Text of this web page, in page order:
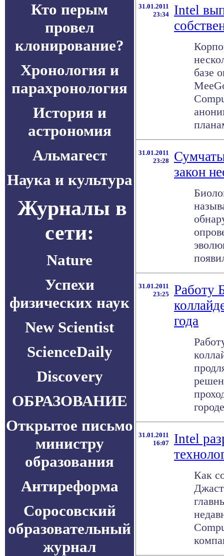
Кто перым
провел
клонирование?
Хронология и
парахронология
История и
астрономия
Альмагест
Наука и культура
Журналы в
сети:
Nature
Успехи
физических наук
New Scientist
ScienceDaily
Discovery
ОБРАЗОВАНИЕ
Открытое письмо
министру
образования
Антиреформа
Соросовский
образовательный
журнал
31.01.2011
23:34
Intel
базе
31.01.2011
23:28
закон
31.01.2011
23:25
Работу
года
31.01.2011
16:07
Intel
Как